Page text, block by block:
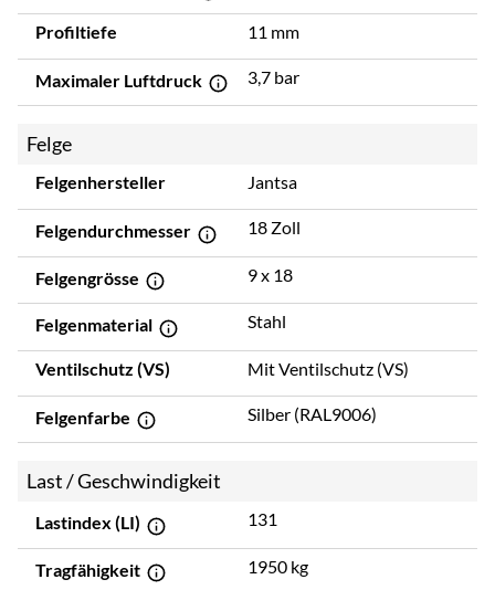
Profiltiefe 11 mm
Maximaler Luftdruck 3,7 bar
Felge
Felgenhersteller Jantsa
Felgendurchmesser 18 Zoll
Felgengrösse 9 x 18
Felgenmaterial Stahl
Ventilschutz (VS) Mit Ventilschutz (VS)
Felgenfarbe Silber (RAL9006)
Last / Geschwindigkeit
Lastindex (LI) 131
Tragfähigkeit 1950 kg